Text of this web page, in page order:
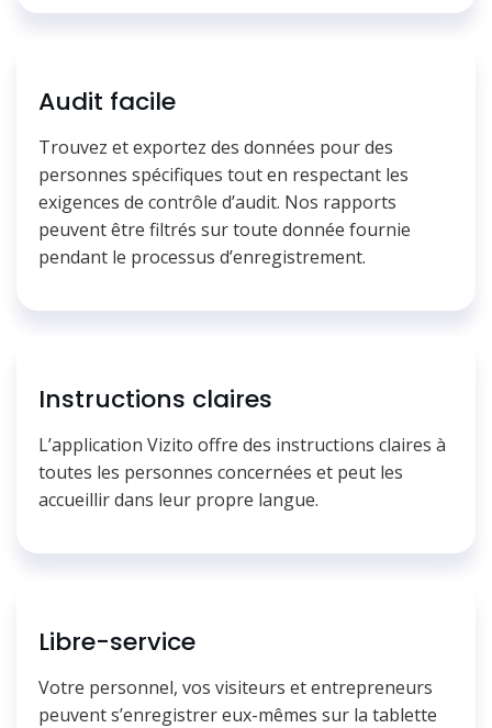
Audit facile
Trouvez et exportez des données pour des
personnes spécifiques tout en respectant les
exigences de contrôle d’audit. Nos rapports
peuvent être filtrés sur toute donnée fournie
pendant le processus d’enregistrement.
Instructions claires
L’application Vizito offre des instructions claires à
toutes les personnes concernées et peut les
accueillir dans leur propre langue.
Libre-service
Votre personnel, vos visiteurs et entrepreneurs
peuvent s’enregistrer eux-mêmes sur la tablette